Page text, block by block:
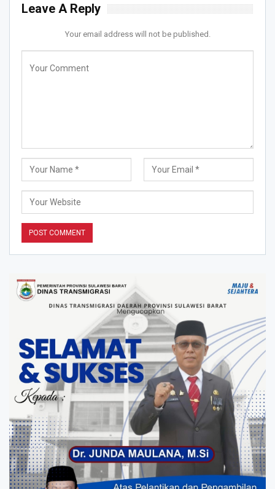
Leave A Reply
Your email address will not be published.